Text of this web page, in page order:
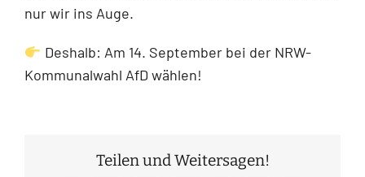
nur wir ins Auge.
Deshalb: Am 14. September bei der NRW-
Kommunalwahl AfD wählen!
Teilen und Weitersagen!